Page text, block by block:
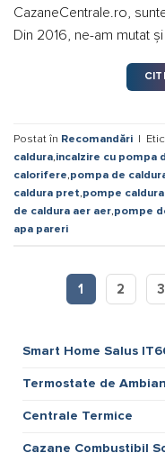
Smart Home Salus
Termostate de
Centrale Termice
Cazane Combustibil
CazaneCentrale.ro,
Din 2016, ne-am mutat
Postat în Recomandări |
caldura,incalzire cu pompa
calorifere,pompa de
caldura pret,pompe
de caldura aer aer,pompe
apa pareri
1 2 3